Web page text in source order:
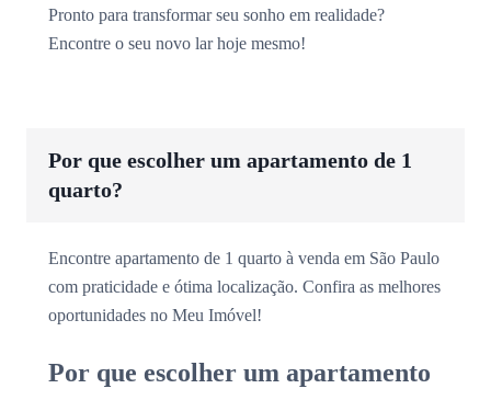
Pronto para transformar seu sonho em realidade?
Encontre o seu novo lar hoje mesmo!
Por que escolher um apartamento de 1
quarto?
Encontre apartamento de 1 quarto à venda em São Paulo
com praticidade e ótima localização. Confira as melhores
oportunidades no Meu Imóvel!
Por que escolher um apartamento